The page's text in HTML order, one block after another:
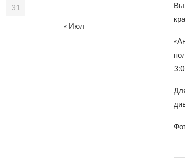
31
« Июл